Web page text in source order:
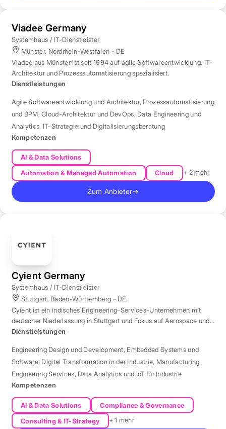
Viadee Germany
Systemhaus / IT-Dienstleister
Münster, Nordrhein-Westfalen - DE
Viadee aus Münster ist seit 1994 auf agile Softwareentwicklung, IT-
Architektur und Prozessautomatisierung spezialisiert.
Dienstleistungen
Agile Softwareentwicklung und Architektur, Prozessautomatisierung
und BPM,Cloud-Architektur und DevOps, Data Engineering und
Analytics, IT-Strategie und Digitalisierungsberatung
Kompetenzen
AI & Data Solutions
Automation & Managed Automation
Cloud + 2 mehr
Zum Anbieter→
Cyient Germany
Systemhaus / IT-Dienstleister
Stuttgart, Baden-Württemberg - DE
Cyient ist ein indisches Engineering-Services-Unternehmen mit
deutscher Niederlassung in Stuttgart und Fokus auf Aerospace und
Automotive.
Dienstleistungen
Engineering Design und Development, Embedded Systems und
Software, Digital Transformation in der Industrie, Manufacturing
Engineering Services, Data Analytics und IoT für Industrie
Kompetenzen
AI & Data Solutions
Compliance & Governance
Consulting & IT-Strategy
+ 1 mehr